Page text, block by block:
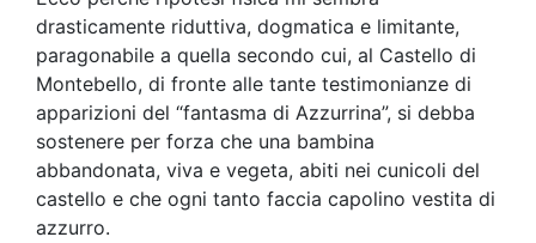
drasticamente riduttiva, dogmatica e limitante,
paragonabile a quella secondo cui, al Castello di
Montebello, di fronte alle tante testimonianze di
apparizioni del “fantasma di Azzurrina”, si debba
sostenere per forza che una bambina
abbandonata, viva e vegeta, abiti nei cunicoli del
castello e che ogni tanto faccia capolino vestita di
azzurro.